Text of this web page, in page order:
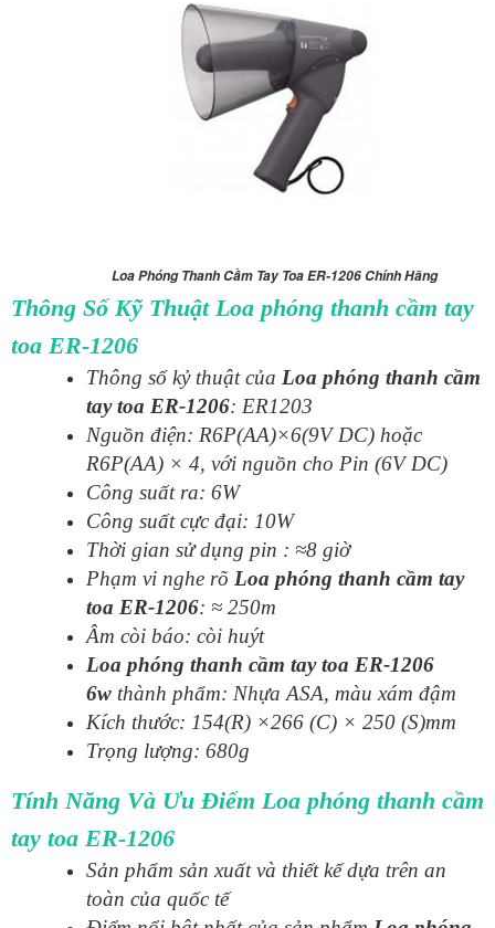
Loa Phóng Thanh Cầm Tay Toa ER-1206 Chính Hãng
Thông Số Kỹ Thuật Loa phóng thanh cầm tay
toa ER-1206
Thông số kỷ thuật của Loa phóng thanh cầm
tay toa ER-1206: ER1203
Nguồn điện: R6P(AA)×6(9V DC) hoặc
R6P(AA) × 4, với nguồn cho Pin (6V DC)
Công suất ra: 6W
Công suất cực đại: 10W
Thời gian sử dụng pin : ≈8 giờ
Phạm vi nghe rõ Loa phóng thanh cầm tay
toa ER-1206: ≈ 250m
Âm còi báo: còi huýt
Loa phóng thanh cầm tay toa ER-1206
6w thành phẩm: Nhựa ASA, màu xám đậm
Kích thước: 154(R) ×266 (C) × 250 (S)mm
Trọng lượng: 680g
Tính Năng Và Ưu Điểm Loa phóng thanh cầm
tay toa ER-1206
Sản phẩm sản xuất và thiết kế dựa trên an
toàn của quốc tế